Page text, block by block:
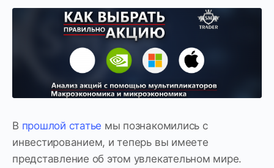
В прошлой статье мы познакомились с
инвестированием, и теперь вы имеете
представление об этом увлекательном мире.